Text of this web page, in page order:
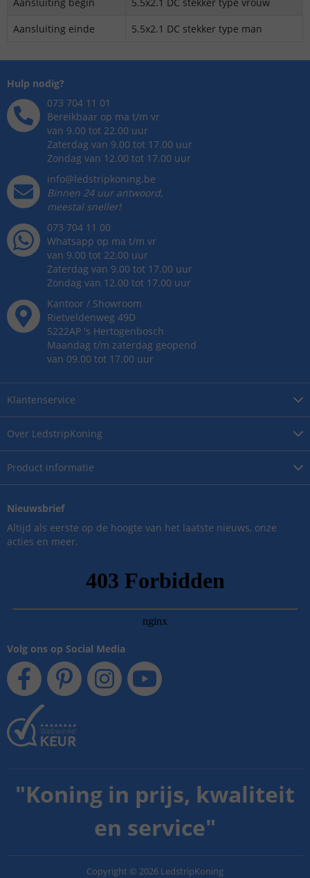
Aansluiting einde
5.5x2.1 DC stekker type man
Over LedstripKoning
Product informatie
Klantenservice
Hulp nodig?
073 704 11 01
Bereikbaar op ma t/m vr
van 9.00 tot 22.00 uur
Zaterdag van 9.00 tot 17.00 uur
Zondag van 12.00 tot 17.00 uur
info@ledstripkoning.be
Binnen 24 uur antwoord,
meestal sneller!
073 704 11 00
Whatsapp op ma t/m vr
van 9.00 tot 22.00 uur
Zaterdag van 9.00 tot 17.00 uur
Zondag van 12.00 tot 17.00 uur
Kantoor / Showroom
Rietveldenweg 49D
5222AP 's Hertogenbosch
Maandag t/m zaterdag geopend
van 09.00 tot 17.00 uur
Nieuwsbrief
Altijd als eerste op de hoogte van het laatste nieuws, onze
acties en meer.
Volg ons op Social Media
"Koning in prijs, kwaliteit
en service"
Copyright © 2026 LedstripKoning